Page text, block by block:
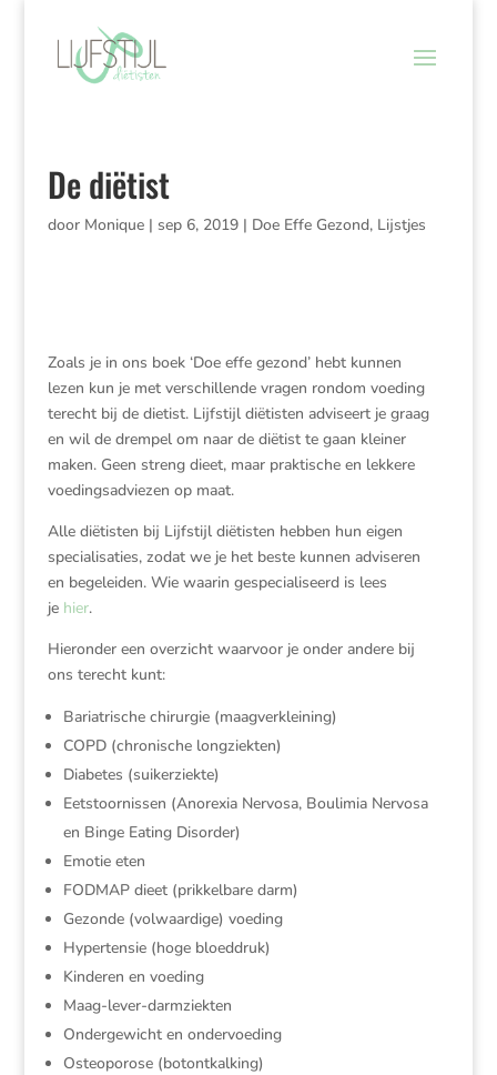
De diëtist
door Monique| sep 6, 2019| Doe Effe Gezond, Lijstjes
Zoals je in ons boek ‘Doe effe gezond’ hebt kunnen
lezen kun je met verschillende vragen rondom voeding
terecht bij de dietist. Lijfstijl diëtisten adviseert je graag
en wil de drempel om naar de diëtist te gaan kleiner
maken. Geen streng dieet, maar praktische en lekkere
voedingsadviezen op maat.
Alle diëtisten bij Lijfstijl diëtisten hebben hun eigen
specialisaties, zodat we je het beste kunnen adviseren
en begeleiden. Wie waarin gespecialiseerd is lees
je hier.
Hieronder een overzicht waarvoor je onder andere bij
ons terecht kunt:
Bariatrische chirurgie (maagverkleining)
COPD (chronische longziekten)
Diabetes (suikerziekte)
Eetstoornissen (Anorexia Nervosa, Boulimia Nervosa
en Binge Eating Disorder)
Emotie eten
FODMAP dieet (prikkelbare darm)
Gezonde (volwaardige) voeding
Hypertensie (hoge bloeddruk)
Kinderen en voeding
Maag-lever-darmziekten
Ondergewicht en ondervoeding
Osteoporose (botontkalking)